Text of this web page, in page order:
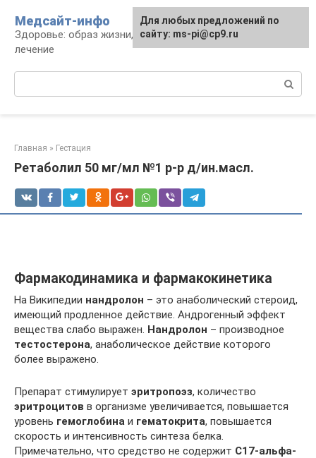
контенту
Медсайт-инфо
Здоровье: образ жизни, профилактика и
лечение
Главная » Гестация
Ретаболил 50 мг/мл №1 р-р д/ин.масл.
Фармакодинамика и фармакокинетика
На Википедии нандролон – это анаболический стероид,
имеющий продленное действие. Андрогенный эффект
вещества слабо выражен. Нандролон – производное
тестостерона, анаболическое действие которого
более выражено.
Препарат стимулирует эритропоэз, количество
эритроцитов в организме увеличивается, повышается
уровень гемоглобина и гематокрита, повышается
скорость и интенсивность синтеза белка.
Примечательно, что средство не содержит С17-альфа-
Для любых предложений по
сайту: ms-pi@cp9.ru